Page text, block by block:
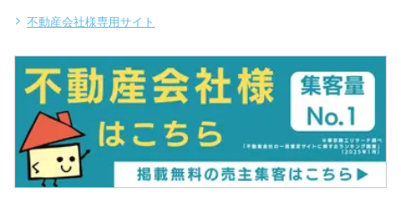
不動産会社様専用サイト